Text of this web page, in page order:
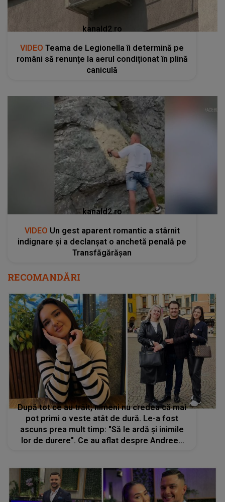
kanald2.ro
VIDEO Teama de Legionella îi determină pe
români să renunțe la aerul condiționat în plină
caniculă
kanald2.ro
VIDEO Un gest aparent romantic a stârnit
indignare și a declanșat o anchetă penală pe
Transfăgărășan
RECOMANDĂRI
După tot ce au trăit, nimeni nu credea că mai
pot primi o veste atât de dură. Le-a fost
ascuns prea mult timp: "Să le ardă și inimile
lor de durere". Ce au aflat despre Andreea